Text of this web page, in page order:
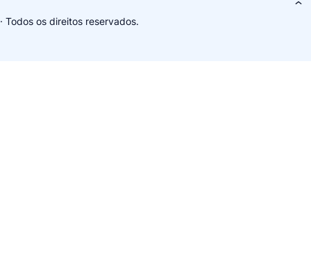
· Todos os direitos reservados.